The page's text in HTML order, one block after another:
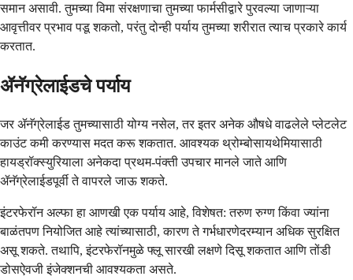
समान असावी. तुमच्या विमा संरक्षणाचा तुमच्या फार्मसीद्वारे पुरवल्या जाणाऱ्या
आवृत्तीवर प्रभाव पडू शकतो, परंतु दोन्ही पर्याय तुमच्या शरीरात त्याच प्रकारे कार्य
करतात.
ॲनॅग्रेलाईडचे पर्याय
जर ॲनॅग्रेलाईड तुमच्यासाठी योग्य नसेल, तर इतर अनेक औषधे वाढलेले प्लेटलेट
काउंट कमी करण्यास मदत करू शकतात. आवश्यक थ्रोम्बोसायथेमियासाठी
हायड्रॉक्स्युरियाला अनेकदा प्रथम-पंक्ती उपचार मानले जाते आणि
ॲनॅग्रेलाईडपूर्वी ते वापरले जाऊ शकते.
इंटरफेरॉन अल्फा हा आणखी एक पर्याय आहे, विशेषत: तरुण रुग्ण किंवा ज्यांना
बाळंतपण नियोजित आहे त्यांच्यासाठी, कारण ते गर्भधारणेदरम्यान अधिक सुरक्षित
असू शकते. तथापि, इंटरफेरॉनमुळे फ्लू सारखी लक्षणे दिसू शकतात आणि तोंडी
डोसऐवजी इंजेक्शनची आवश्यकता असते.